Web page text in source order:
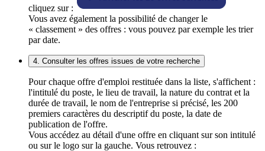
cliquez sur :
Vous avez également la possibilité de changer le
« classement » des offres : vous pouvez par exemple les trier
par date.
4. Consulter les offres issues de votre recherche
Pour chaque offre d'emploi restituée dans la liste, s'affichent :
l'intitulé du poste, le lieu de travail, la nature du contrat et la
durée de travail, le nom de l'entreprise si précisé, les 200
premiers caractères du descriptif du poste, la date de
publication de l'offre.
Vous accédez au détail d'une offre en cliquant sur son intitulé
ou sur le logo sur la gauche. Vous retrouvez :